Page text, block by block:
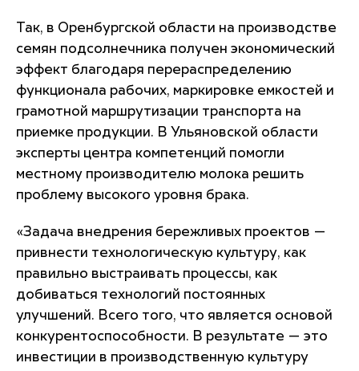
Так, в Оренбургской области на производстве
семян подсолнечника получен экономический
эффект благодаря перераспределению
функционала рабочих, маркировке емкостей и
грамотной маршрутизации транспорта на
приемке продукции. В Ульяновской области
эксперты центра компетенций помогли
местному производителю молока решить
проблему высокого уровня брака.
«Задача внедрения бережливых проектов —
привнести технологическую культуру, как
правильно выстраивать процессы, как
добиваться технологий постоянных
улучшений. Всего того, что является основой
конкурентоспособности. В результате — это
инвестиции в производственную культуру